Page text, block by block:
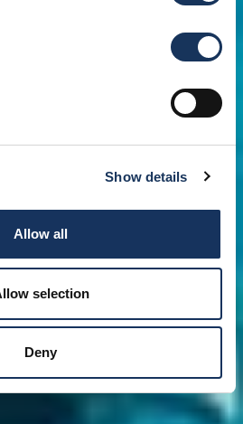
Show details
Allow all
selection
Deny